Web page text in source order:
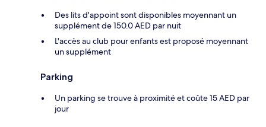
Des lits d'appoint sont disponibles moyennant un
supplément de 150.0 AED par nuit
L'accès au club pour enfants est proposé moyennant
un supplément
Parking
Un parking se trouve à proximité et coûte 15 AED par
jour